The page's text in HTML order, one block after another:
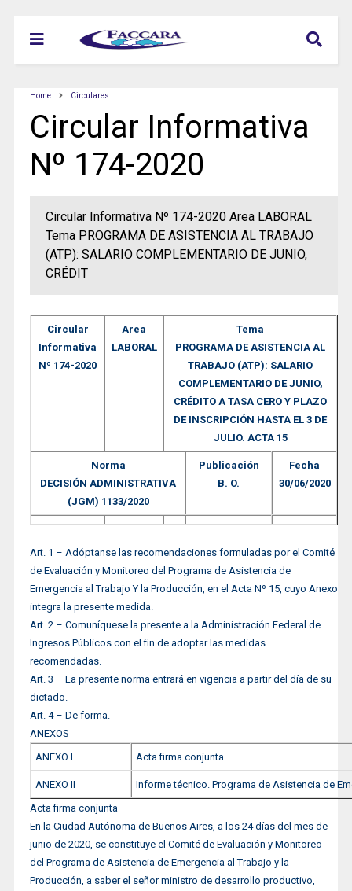
Home Circulares
Circular Informativa
Nº 174-2020
Circular Informativa Nº 174-2020 Area LABORAL
Tema PROGRAMA DE ASISTENCIA AL TRABAJO
(ATP): SALARIO COMPLEMENTARIO DE JUNIO,
CRÉDIT
Circular
Informativa
Nº 174-2020
Area
LABORAL
Tema
PROGRAMA DE ASISTENCIA AL
TRABAJO (ATP): SALARIO
COMPLEMENTARIO DE JUNIO,
CRÉDITO A TASA CERO Y PLAZO
DE INSCRIPCIÓN HASTA EL 3 DE
JULIO. ACTA 15
Norma
DECISIÓN ADMINISTRATIVA
(JGM) 1133/2020
Publicación
B. O.
Fecha
30/06/2020
Art. 1 – Adóptanse las recomendaciones formuladas por el Comité
de Evaluación y Monitoreo del Programa de Asistencia de
Emergencia al Trabajo Y la Producción, en el Acta Nº 15, cuyo Anexo
integra la presente medida.
Art. 2 – Comuníquese la presente a la Administración Federal de
Ingresos Públicos con el fin de adoptar las medidas
recomendadas.
Art. 3 – La presente norma entrará en vigencia a partir del día de su
dictado.
Art. 4 – De forma.
ANEXOS
ANEXO I
Acta firma conjunta
ANEXO II
Informe técnico. Programa de Asistencia de
Acta firma conjunta
En la Ciudad Autónoma de Buenos Aires, a los 24 días del mes de
junio de 2020, se constituye el Comité de Evaluación y Monitoreo
del Programa de Asistencia de Emergencia al Trabajo y la
Producción, a saber el señor ministro de desarrollo productivo,